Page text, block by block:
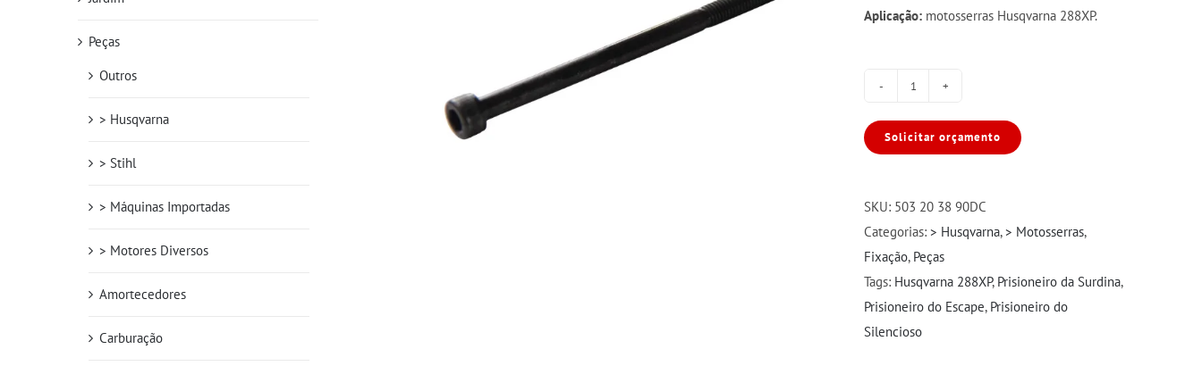
Aplicação: motosserras Husqvarna 288XP.
do
Escape
Solicitar orçamento
SKU: 503 20 38 90DC
Categorias:> Husqvarna,> Motosserras,
Fixação, Peças
Tags: Husqvarna 288XP, Prisioneiro da Surdina,
Prisioneiro do Escape, Prisioneiro do
Silencioso
Peças
Outros
> Husqvarna
> Stihl
> Máquinas Importadas
> Motores Diversos
Amortecedores
Carburação